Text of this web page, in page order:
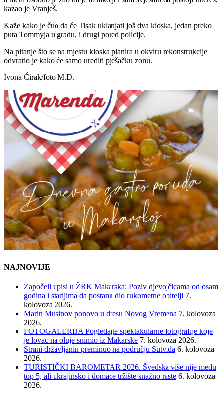
kazao je Vranješ.
Kaže kako je čuo da će Tisak uklanjati još dva kioska, jedan preko
puta Tommyja u gradu, i drugi pored policije.
Na pitanje što se na mjestu kioska planira u okviru rekonstrukcije
odvratio je kako će samo urediti pješačku zonu.
Ivona Ćirak/foto M.D.
NAJNOVIJE
Započeli upisi u ŽRK Makarska: Poziv djevojčicama od osam
godina i starijima da postanu dio rukometne obitelji 7.
kolovoza 2026.
Marin Musinov ponovo u dresu Novog Vremena 7. kolovoza
2026.
FOTOGALERIJA Pogledajte spektakularne fotografije koje
je lovac na oluje snimio iz Makarske 7. kolovoza 2026.
Strani državljanin preminuo na području Sutvida 6. kolovoza
2026.
TURISTIČKI BAROMETAR 2026. Švedska više nije među
top 5, ali ukrajinsko i domaće tržište snažno raste 6. kolovoza
2026.